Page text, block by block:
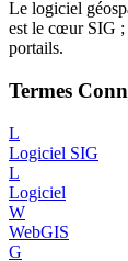
Le logiciel
est le cœur SIG ;
portails.
Termes
L
Logiciel SIG
L
Logiciel
W
WebGIS
G